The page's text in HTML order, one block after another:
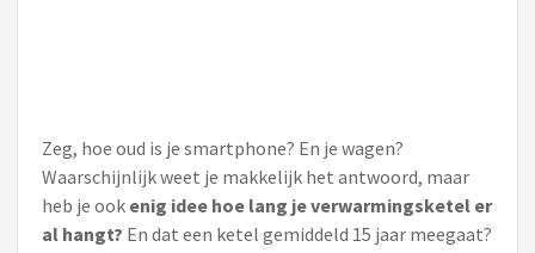
Zeg, hoe oud is je smartphone? En je wagen?
Waarschijnlijk weet je makkelijk het antwoord, maar
heb je ook enig idee hoe lang je verwarmingsketel er
al hangt? En dat een ketel gemiddeld 15 jaar meegaat?